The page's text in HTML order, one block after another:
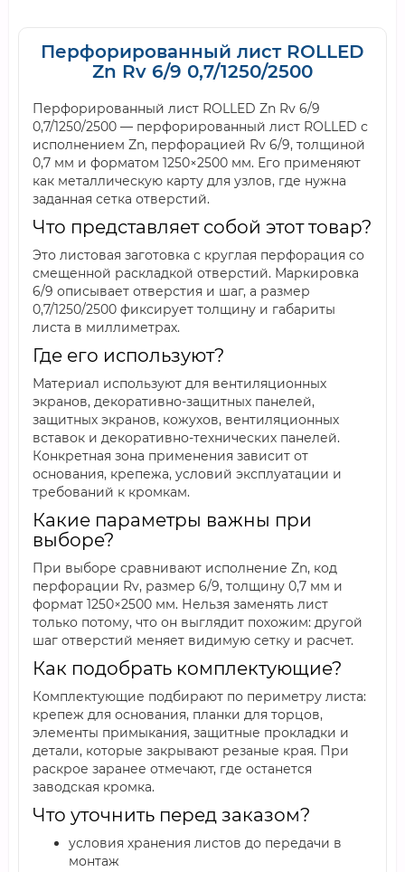
Перфорированный лист ROLLED
Zn Rv 6/9 0,7/1250/2500
Перфорированный лист ROLLED Zn Rv 6/9
0,7/1250/2500 — перфорированный лист ROLLED с
исполнением Zn, перфорацией Rv 6/9, толщиной
0,7 мм и форматом 1250×2500 мм. Его применяют
как металлическую карту для узлов, где нужна
заданная сетка отверстий.
Что представляет собой этот товар?
Это листовая заготовка с круглая перфорация со
смещенной раскладкой отверстий. Маркировка
6/9 описывает отверстия и шаг, а размер
0,7/1250/2500 фиксирует толщину и габариты
листа в миллиметрах.
Где его используют?
Материал используют для вентиляционных
экранов, декоративно-защитных панелей,
защитных экранов, кожухов, вентиляционных
вставок и декоративно-технических панелей.
Конкретная зона применения зависит от
основания, крепежа, условий эксплуатации и
требований к кромкам.
Какие параметры важны при
выборе?
При выборе сравнивают исполнение Zn, код
перфорации Rv, размер 6/9, толщину 0,7 мм и
формат 1250×2500 мм. Нельзя заменять лист
только потому, что он выглядит похожим: другой
шаг отверстий меняет видимую сетку и расчет.
Как подобрать комплектующие?
Комплектующие подбирают по периметру листа:
крепеж для основания, планки для торцов,
элементы примыкания, защитные прокладки и
детали, которые закрывают резаные края. При
раскрое заранее отмечают, где останется
заводская кромка.
Что уточнить перед заказом?
условия хранения листов до передачи в
монтаж